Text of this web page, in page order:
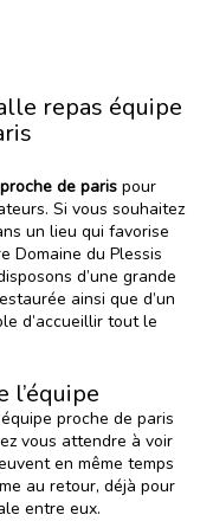
repas équipe
de paris pour
Si vous souhaitez
un lieu qui favorise
Domaine du Plessis
d’une grande
ainsi que d’un
d’accueillir tout le
l’équipe
proche de paris
vous attendre à voir
en même temps
au retour, déjà pour
entre eux.